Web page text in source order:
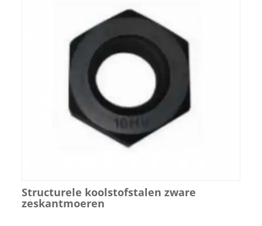
Structurele koolstofstalen zware
zeskantmoeren